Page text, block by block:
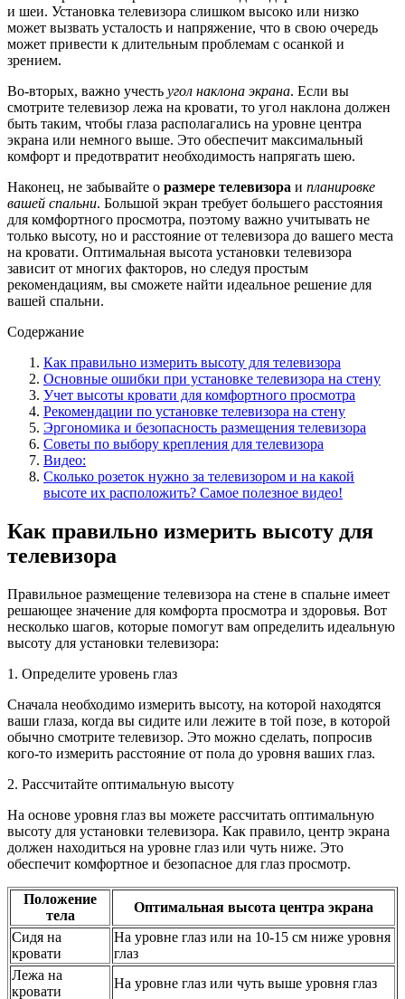
и шеи. Установка телевизора слишком высоко или низко
может вызвать усталость и напряжение, что в свою очередь
может привести к длительным проблемам с осанкой и
зрением.
Во-вторых, важно учесть угол наклона экрана. Если вы
смотрите телевизор лежа на кровати, то угол наклона должен
быть таким, чтобы глаза располагались на уровне центра
экрана или немного выше. Это обеспечит максимальный
комфорт и предотвратит необходимость напрягать шею.
Наконец, не забывайте о размере телевизора и планировке
вашей спальни. Большой экран требует большего расстояния
для комфортного просмотра, поэтому важно учитывать не
только высоту, но и расстояние от телевизора до вашего места
на кровати. Оптимальная высота установки телевизора
зависит от многих факторов, но следуя простым
рекомендациям, вы сможете найти идеальное решение для
вашей спальни.
Содержание
Как правильно измерить высоту для телевизора
Основные ошибки при установке телевизора на стену
Учет высоты кровати для комфортного просмотра
Рекомендации по установке телевизора на стену
Эргономика и безопасность размещения телевизора
Советы по выбору крепления для телевизора
Видео:
Сколько розеток нужно за телевизором и на какой
высоте их расположить? Самое полезное видео!
Как правильно измерить высоту для
телевизора
Правильное размещение телевизора на стене в спальне имеет
решающее значение для комфорта просмотра и здоровья. Вот
несколько шагов, которые помогут вам определить идеальную
высоту для установки телевизора:
1. Определите уровень глаз
Сначала необходимо измерить высоту, на которой находятся
ваши глаза, когда вы сидите или лежите в той позе, в которой
обычно смотрите телевизор. Это можно сделать, попросив
кого-то измерить расстояние от пола до уровня ваших глаз.
2. Рассчитайте оптимальную высоту
На основе уровня глаз вы можете рассчитать оптимальную
высоту для установки телевизора. Как правило, центр экрана
должен находиться на уровне глаз или чуть ниже. Это
обеспечит комфортное и безопасное для глаз просмотр.
Положение
тела
Оптимальная высота центра экрана
Сидя на
кровати
На уровне глаз или на 10-15 см ниже уровня
глаз
Лежа на
кровати
На уровне глаз или чуть выше уровня глаз